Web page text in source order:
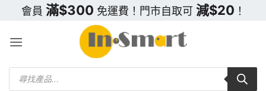
content
會員 滿$300 免運費！門市自取可 減$20 ！
Products
search